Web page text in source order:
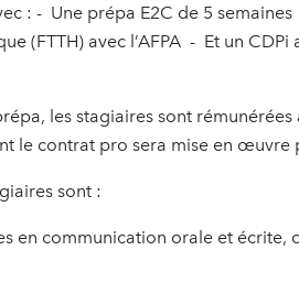
: - Une prépa E2C de 5 semaines
(FTTH) avec l’AFPA - Et un CDPi
les stagiaires sont
le contrat pro sera mise en œuvre
sont :
en communication orale et écrite,